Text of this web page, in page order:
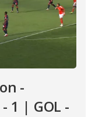
-
1 | GOL -